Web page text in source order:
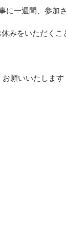
に一週間、参加
みをいただく
願いいたします